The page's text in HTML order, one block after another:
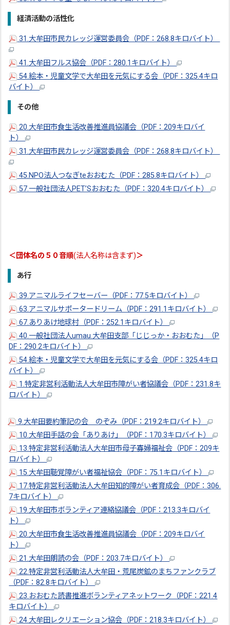
経済活動の活性化
31.大牟田市民カレッジ運営委員会（PDF：268.8キロバイト）
41.大牟田フルス協会（PDF：280.1キロバイト）
54.絵本・児童文学で大牟田を元気にする会（PDF：325.4キロ
バイト）
その他
20.大牟田市食生活改善推進員協議会（PDF：209キロバイ
ト）
31.大牟田市民カレッジ運営委員会（PDF：268.8キロバイト）
45.NPO法人つなぎteおおむた（PDF：285.8キロバイト）
57.一般社団法人PET’Sおおむた（PDF：320.4キロバイト）
＜団体名の５０音順(法人名称は含まず)＞
あ行
39.アニマルライフセーバー（PDF：77.5キロバイト）
63.アニマルサポータードリーム（PDF：291.1キロバイト）
67.ありあけ地球村（PDF：252.1キロバイト）
40.一般社団法人umau.大牟田支部「じじっか・おおむた」（P
DF：290.2キロバイト）
54.絵本・児童文学で大牟田を元気にする会（PDF：325.4キロ
バイト）
1.特定非営利活動法人大牟田市障がい者協議会（PDF：231.8キ
ロバイト）
9.大牟田要約筆記の会 のぞみ（PDF：219.2キロバイト）
10.大牟田手話の会「ありあけ」（PDF：170.3キロバイト）
13.特定非営利活動法人大牟田市母子寡婦福祉会（PDF：209キ
ロバイト）
15.大牟田聴覚障がい者福祉協会（PDF：75.1キロバイト）
17.特定非営利活動法人大牟田知的障がい者育成会（PDF：306.
7キロバイト）
19.大牟田市ボランティア連絡協議会（PDF：213.3キロバイ
ト）
20.大牟田市食生活改善推進員協議会（PDF：209キロバイ
ト）
21.大牟田朗読の会（PDF：203.7キロバイト）
22.特定非営利活動法人大牟田・荒尾炭鉱のまちファンクラブ
（PDF：82.8キロバイト）
23.おおむた読書推進ボランティアネットワーク（PDF：221.4
キロバイト）
24.大牟田レクリエーション協会（PDF：218.3キロバイト）